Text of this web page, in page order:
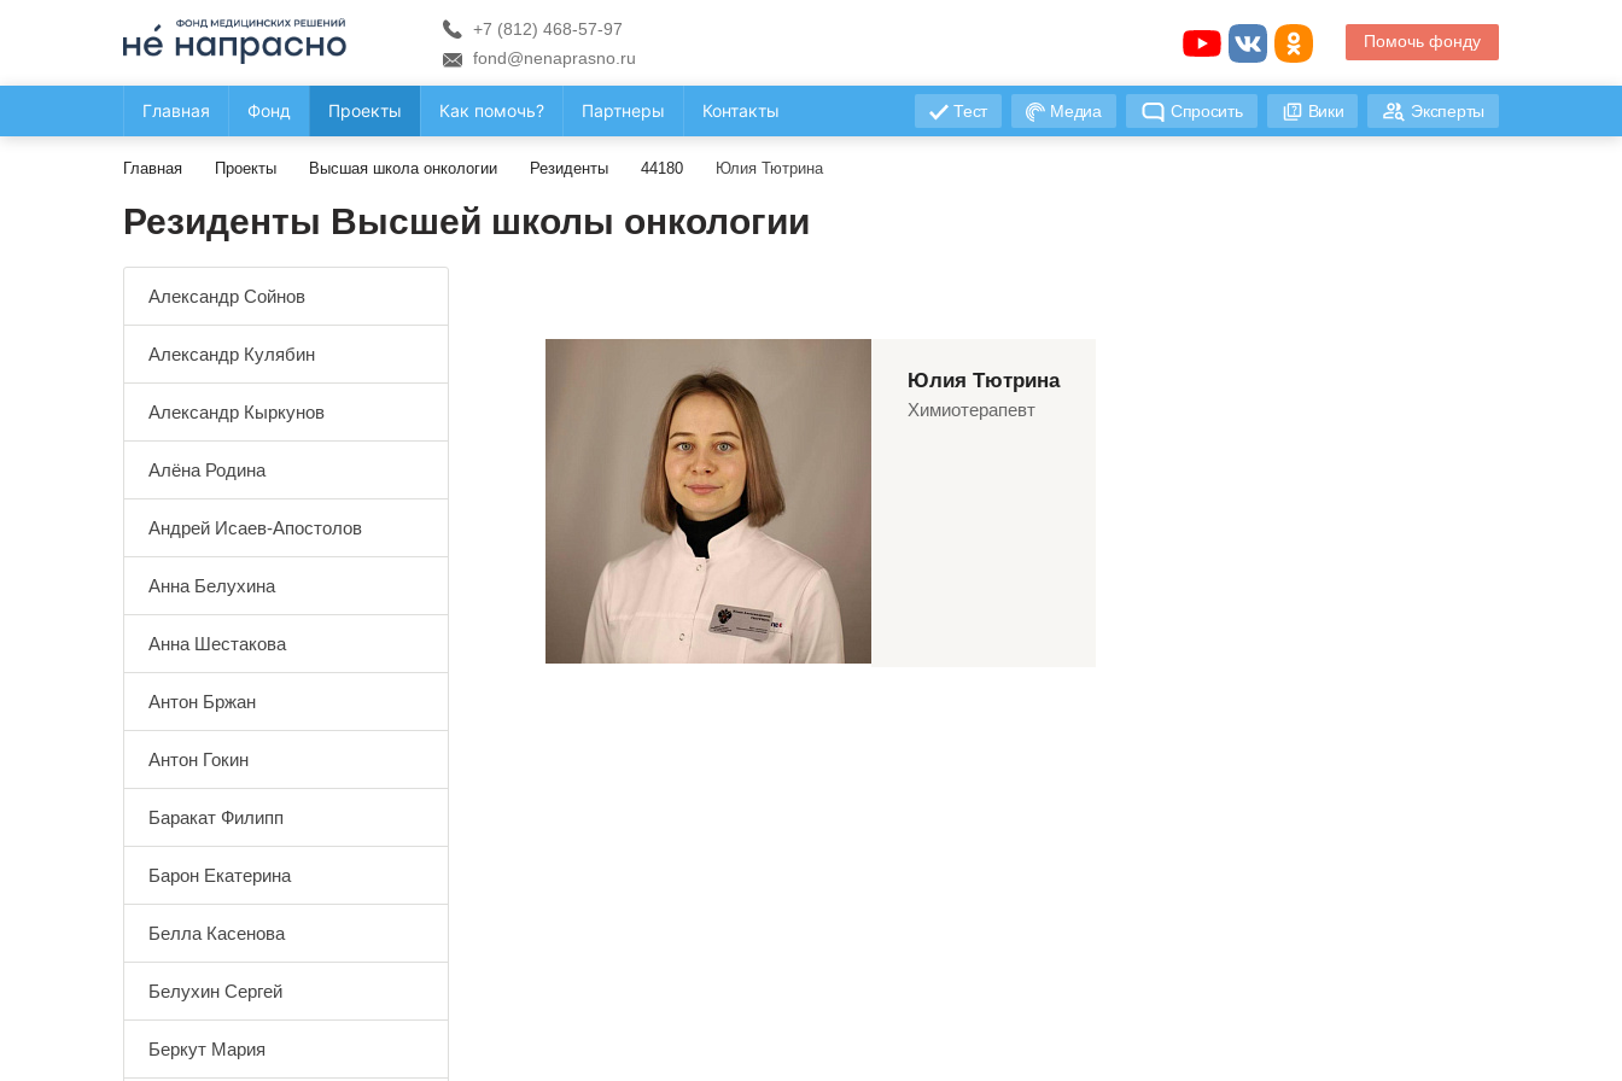
+7 (812) 468-57-97
fond@nenaprasno.ru
Помочь фонду
Главная Фонд Проекты Как помочь? Партнеры Контакты Тест Медиа Спросить Вики Эксперты
Главная Проекты Высшая школа онкологии Резиденты 44180 Юлия Тютрина
Резиденты Высшей школы онкологии
Александр Сойнов
Александр Кулябин
Александр Кыркунов
Алёна Родина
Андрей Исаев-Апостолов
Анна Белухина
Анна Шестакова
Антон Бржан
Антон Гокин
Баракат Филипп
Барон Екатерина
Белла Касенова
Белухин Сергей
Беркут Мария
Юлия Тютрина
Химиотерапевт